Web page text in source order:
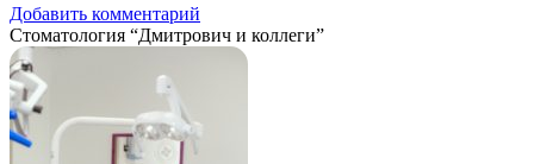
Добавить комментарий
Стоматология “Дмитрович и коллеги”